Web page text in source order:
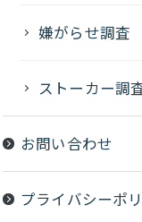
嫌がらせ調査
ストーカー調
お問い合わせ
プライバシーポ